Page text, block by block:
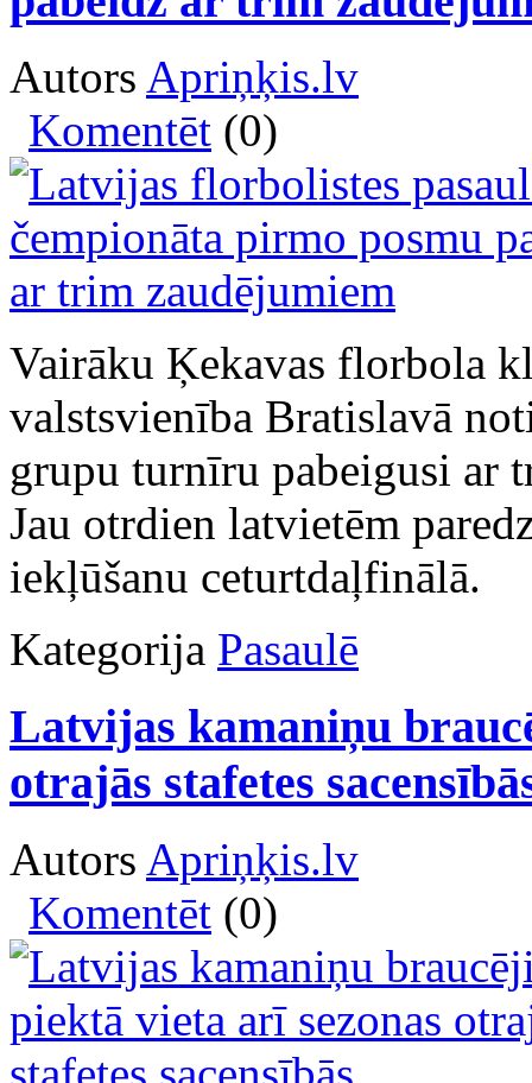
Autors Apriņķis.lv
Komentēt (0)
Vairāku Ķekavas florbola
valstsvienība Bratislavā
grupu turnīru pabeigusi ar
Jau otrdien latvietēm
iekļūšanu ceturtdaļfinālā.
Kategorija Pasaulē
Latvijas kamaniņu
otrajās stafetes
Autors Apriņķis.lv
Komentēt (0)